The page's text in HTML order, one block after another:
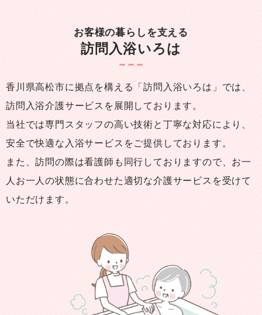
お客様の暮らしを支える
訪問入浴いろは
香川県高松市に拠点を構える「訪問入浴いろは」では、
訪問入浴介護サービスを展開しております。
当社では専門スタッフの高い技術と丁寧な対応により、
安全で快適な入浴サービスをご提供しております。
また、訪問の際は看護師も同行しておりますので、 お一
人お一人の状態に合わせた適切な介護サービスを受けて
いただけます。